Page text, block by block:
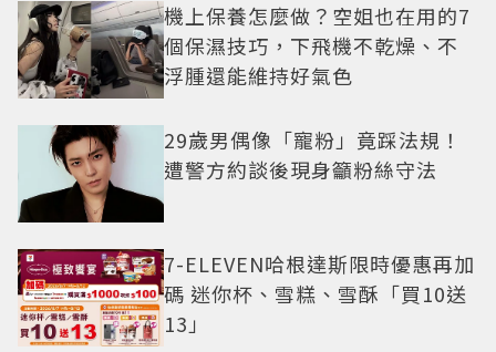
機上保養怎麼做？空姐也在用的7
個保濕技巧，下飛機不乾燥、不
浮腫還能維持好氣色
29歲男偶像「寵粉」竟踩法規！
遭警方約談後現身籲粉絲守法
7-ELEVEN哈根達斯限時優惠再加
碼 迷你杯、雪糕、雪酥「買10送
13」